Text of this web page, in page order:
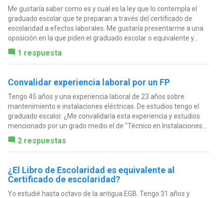
Me gustaría saber como es y cual es la ley que lo contempla el
graduado escolar que te preparan a través del certificado de
escolaridad a efectos laborales. Me gustaría presentarme a una
oposición en la que piden el graduado escolar o equivalente y...
1 respuesta
Convalidar experiencia laboral por un FP
Tengo 45 años y una experiencia laboral de 23 años sobre
mantenimiento e instalaciones eléctricas. De estudios tengo el
graduado escalor. ¿Me convalidaría esta experiencia y estudios
mencionado por un grado medio el de "Técnico en Instalaciones...
2 respuestas
¿El Libro de Escolaridad es equivalente al
Certificado de escolaridad?
Yo estudié hasta octavo de la antigua EGB. Tengo 31 años y